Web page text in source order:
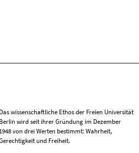
Das wissenschaftliche Ethos der Freien Universität
Berlin wird seit ihrer Gründung im Dezember
1948 von drei Werten bestimmt: Wahrheit,
und Freiheit.